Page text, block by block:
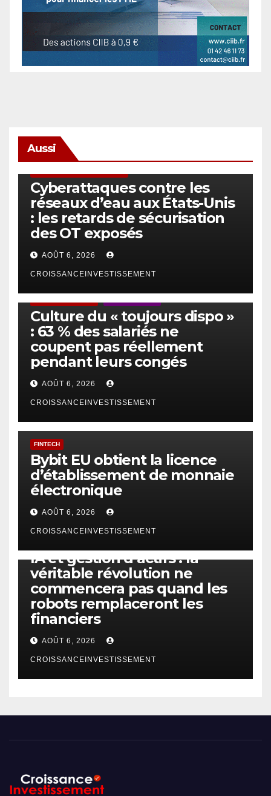
Aussi
Cyberattaques contre les
réseaux d’eau aux États-Unis
: les retards de sécurisation
des OT exposés
AOÛT 6, 2026
CROISSANCEINVESTISSEMENT
Culture du « toujours dispo »
: 63 % des salariés ne
coupent pas réellement
pendant leurs congés
AOÛT 6, 2026
CROISSANCEINVESTISSEMENT
FINTECH
Bybit EU obtient la licence
d’établissement de monnaie
électronique
AOÛT 6, 2026
CROISSANCEINVESTISSEMENT
IA et gestion d’actifs : la
véritable révolution ne
commencera pas quand les
robots remplaceront les
financiers
AOÛT 6, 2026
CROISSANCEINVESTISSEMENT